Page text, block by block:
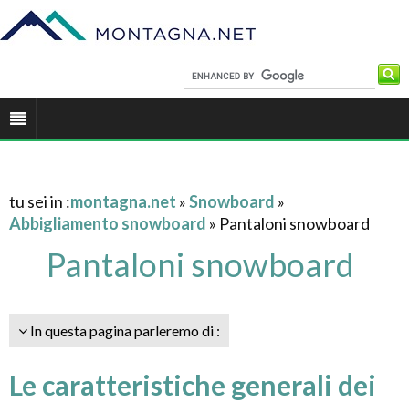
tu sei in :montagna.net »Snowboard »
Abbigliamento snowboard » Pantaloni snowboard
Pantaloni snowboard
In questa pagina parleremo di :
Le caratteristiche generali dei